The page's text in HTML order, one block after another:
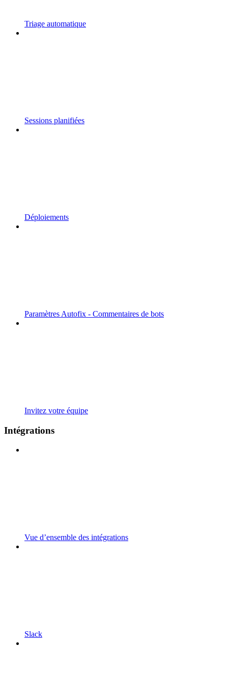
Triage automatique
Sessions planifiées
Déploiements
Paramètres Autofix - Commentaires de bots
Invitez votre équipe
Intégrations
Vue d’ensemble des intégrations
Slack